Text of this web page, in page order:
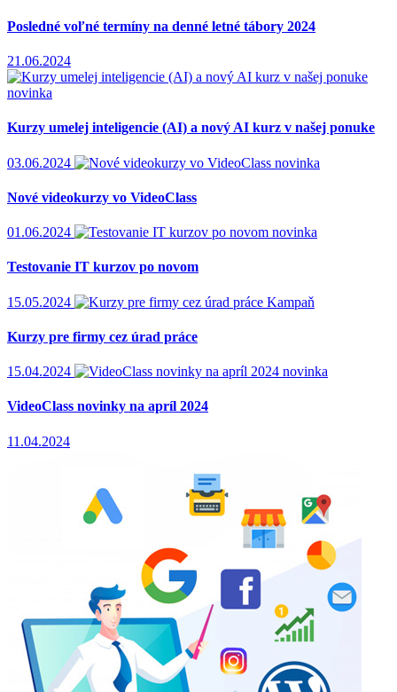
Posledné voľné termíny na denné letné tábory 2024
21.06.2024
novinka
Kurzy umelej inteligencie (AI) a nový AI kurz v našej ponuke
03.06.2024 novinka
Nové videokurzy vo VideoClass
01.06.2024 novinka
Testovanie IT kurzov po novom
15.05.2024 Kampaň
Kurzy pre firmy cez úrad práce
15.04.2024 novinka
VideoClass novinky na apríl 2024
11.04.2024